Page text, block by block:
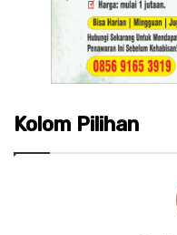
Kolom Pilihan